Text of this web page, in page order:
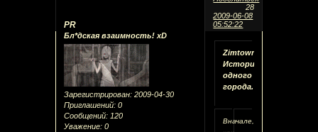
28
2009-06-08
05:52:22
PR
Бл*дская взаимность! xD
Зарегистрирован: 2009-04-30
Приглашений: 0
Сообщений: 120
Уважение: 0
Zimtown.
История
одного
города.
Вначале,